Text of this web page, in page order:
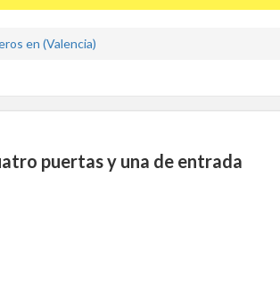
en (Valencia)
puertas y una de entrada